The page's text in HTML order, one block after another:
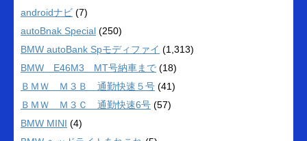
androidナビ (7)
autoBnak Special (250)
BMW autoBank Spモディファイ (1,313)
BMW E46M3 MT号納車まで (18)
ＢＭＷ Ｍ３Ｂ 通勤快速５号 (41)
ＢＭＷ Ｍ３Ｃ 通勤快速6号 (57)
BMW MINI (4)